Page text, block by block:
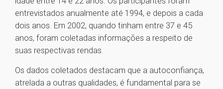
entrevistados anualmente até 1994, e depois a cada
dois anos. Em 2002, quando tinham entre 37 e 45
anos, foram coletadas informações a respeito de
suas respectivas rendas.
Os dados coletados destacam que a autoconfiança,
atrelada a outras qualidades, é fundamental para se